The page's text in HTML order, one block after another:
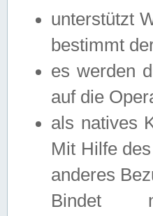
unterstützt
bestimmt
es werden
auf die
als natives
Mit Hilfe
anderes
Bindet